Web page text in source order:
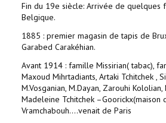
Fin du 19e siècle: Arrivée de quelques
Belgique.
1885 : premier magasin de tapis de
Garabed Carakéhian.
Avant 1914 : famille Missirian( tabac),
Maxoud Mihrtadiants, Artaki Tchitchek ,
M.Vosganian, M.Dayan, Zarouhi
Madeleine Tchitchek –Goorickx(maison
Vramchabouh....venait de Paris